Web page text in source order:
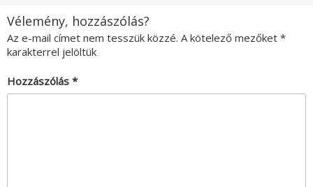
Vélemény, hozzászólás?
Az e-mail címet nem tesszük közzé. A kötelező mezőket *
karakterrel jelöltük
Hozzászólás *